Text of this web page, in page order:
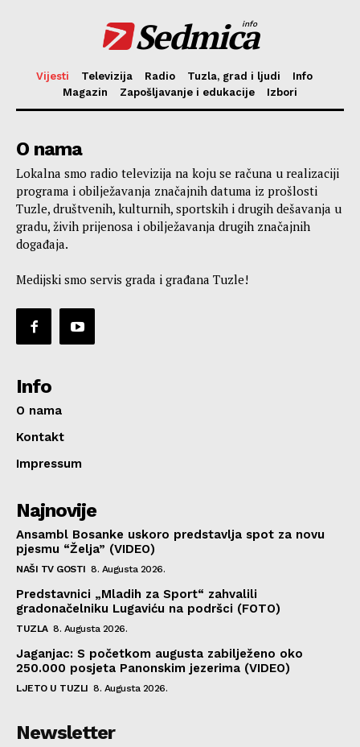
Sedmica
info
Vijesti Televizija Radio Tuzla, grad i ljudi
Info
Magazin
Zapošljavanje i edukacije Izbori
O nama
Lokalna smo radio televizija na koju se računa u realizaciji
programa i obilježavanja značajnih datuma iz prošlosti
Tuzle, društvenih, kulturnih, sportskih i drugih dešavanja u
gradu, živih prijenosa i obilježavanja drugih značajnih
događaja.
Medijski smo servis grada i građana Tuzle!
Info
O nama
Kontakt
Impressum
Najnovije
Ansambl Bosanke uskoro predstavlja spot za novu
pjesmu “Želja” (VIDEO)
NAŠI TV GOSTI 8. Augusta 2026.
Predstavnici „Mladih za Sport“ zahvalili
gradonačelniku Lugaviću na podršci (FOTO)
TUZLA 8. Augusta 2026.
Jaganjac: S početkom augusta zabilježeno oko
250.000 posjeta Panonskim jezerima (VIDEO)
LJETO U TUZLI 8. Augusta 2026.
Newsletter